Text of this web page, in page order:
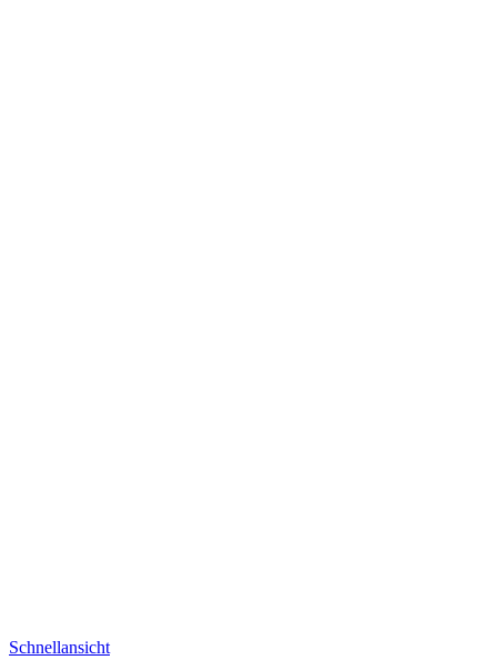
Schnellansicht